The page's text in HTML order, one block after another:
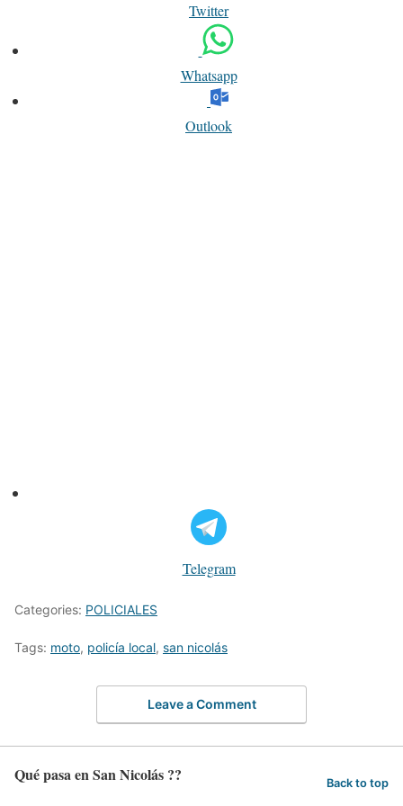
Twitter
Whatsapp
Outlook
Telegram
Categories: POLICIALES
Tags: moto, policía local, san nicolás
Leave a Comment
Qué pasa en San Nicolás ?? Back to top